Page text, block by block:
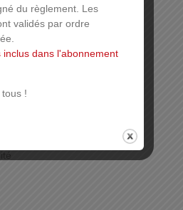
du règlement. Les
validés par ordre
inclus dans l'abonnement
!